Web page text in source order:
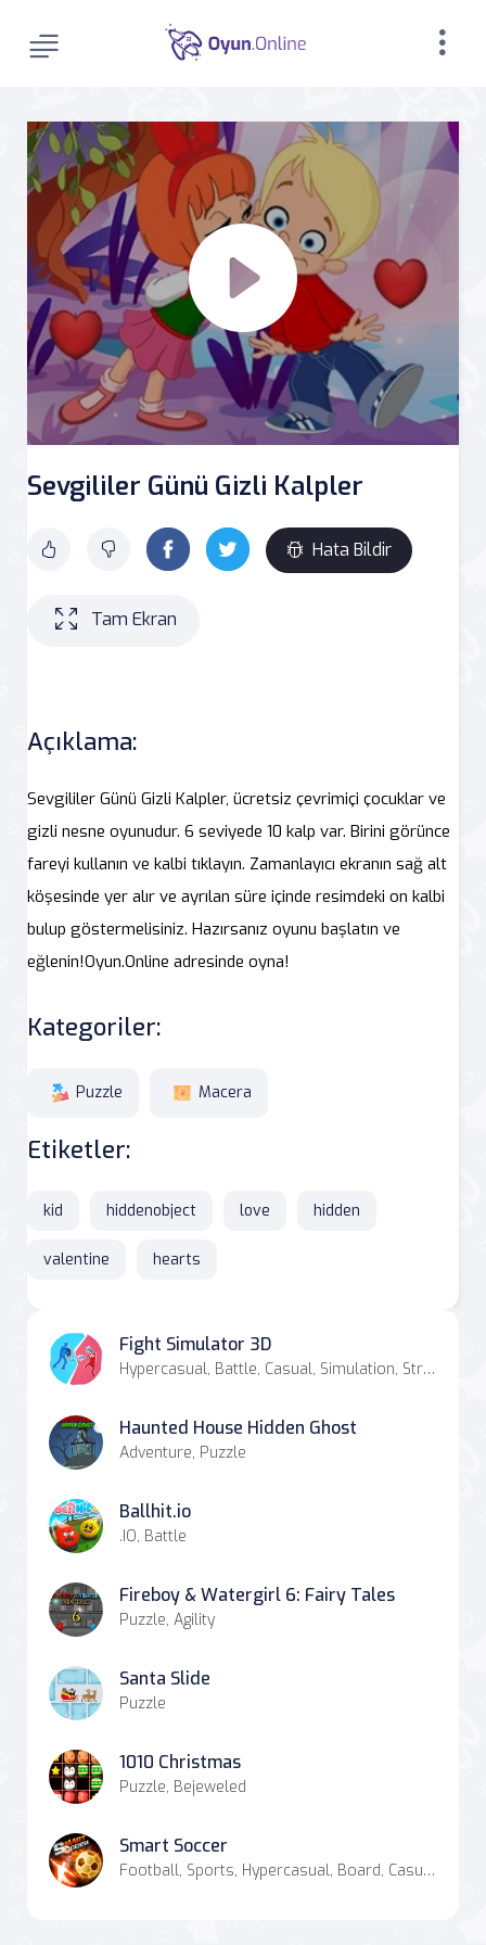
Sevgililer Günü Gizli Kalpler
Hata Bildir
Tam Ekran
Açıklama:
Sevgililer Günü Gizli Kalpler, ücretsiz çevrimiçi çocuklar ve
gizli nesne oyunudur. 6 seviyede 10 kalp var. Birini görünce
fareyi kullanın ve kalbi tıklayın. Zamanlayıcı ekranın sağ alt
köşesinde yer alır ve ayrılan süre içinde resimdeki on kalbi
bulup göstermelisiniz. Hazırsanız oyunu başlatın ve
eğlenin!Oyun.Online adresinde oyna!
Kategoriler:
Puzzle Macera
Etiketler:
kid hiddenobject love hidden
valentine hearts
Fight Simulator 3D
Hypercasual, Battle, Casual, Simulation, Strategy
Haunted House Hidden Ghost
Adventure, Puzzle
Ballhit.io
.IO, Battle
Fireboy & Watergirl 6: Fairy Tales
Puzzle, Agility
Santa Slide
Puzzle
1010 Christmas
Puzzle, Bejeweled
Smart Soccer
Football, Sports, Hypercasual, Board, Casual, Strategy